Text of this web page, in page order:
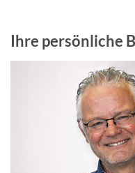
Ihre persönliche